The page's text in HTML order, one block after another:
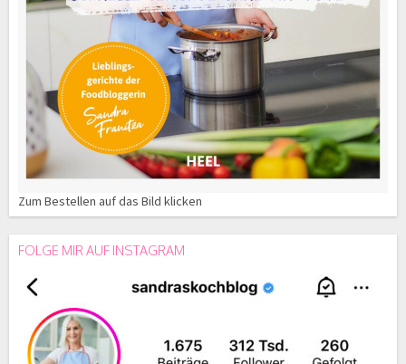
Zum Bestellen auf das Bild klicken
FOLGE MIR AUF INSTAGRAM